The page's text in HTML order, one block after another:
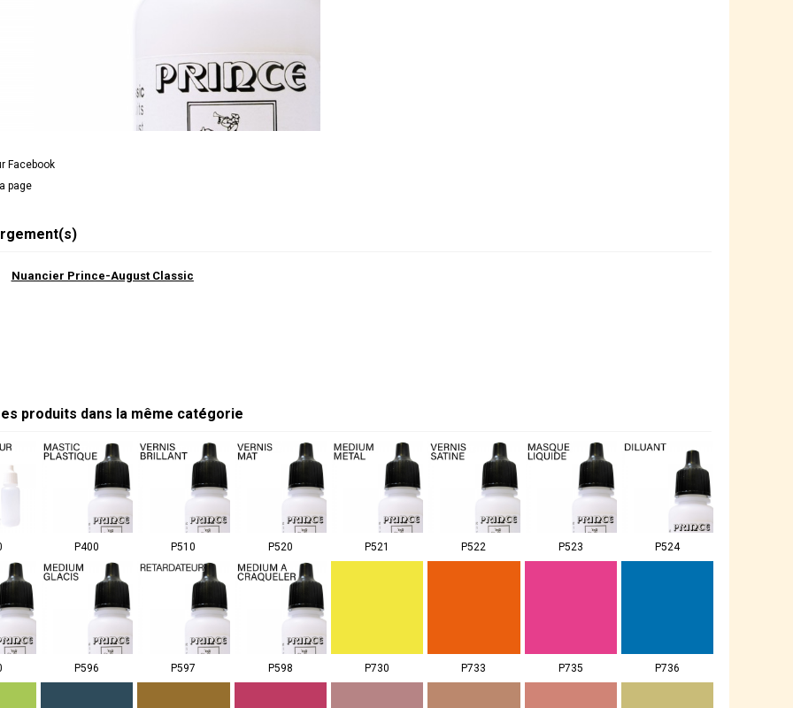
Facebook
page
Nuancier Prince-August Classic
produits dans la même catégorie
P400 P510 P520 P521 P522 P523 P524
P596 P597 P598 P730 P733 P735 P736